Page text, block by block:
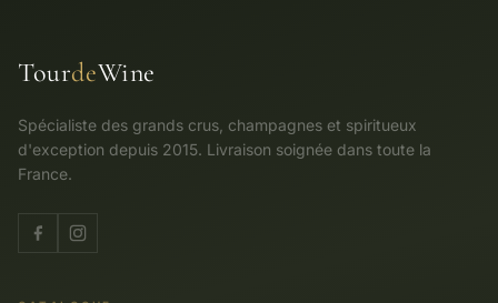
TourdeWine
Spécialiste des grands crus, champagnes et spiritueux
d'exception depuis 2015. Livraison soignée dans toute la
France.